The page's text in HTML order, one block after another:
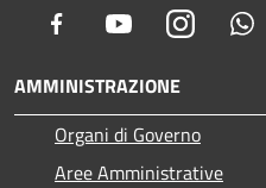
Facebook YoutubeInstagram
AMMINISTRAZIONE
Organi di Governo
Aree Amministrative